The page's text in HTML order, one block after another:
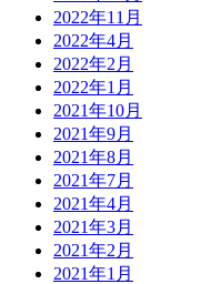
2022年11月
2022年4月
2022年2月
2022年1月
2021年10月
2021年9月
2021年8月
2021年7月
2021年4月
2021年3月
2021年2月
2021年1月